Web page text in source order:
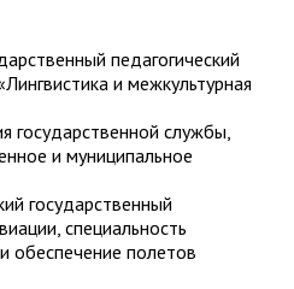
педагогический
и межкультурная
государственной службы,
и муниципальное
государственный
специальность
обеспечение полетов